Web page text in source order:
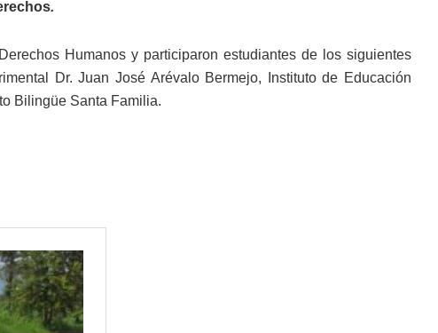
.
Humanos y participaron estudiantes de los siguientes
Dr. Juan José Arévalo Bermejo, Instituto de Educación
Bilingüe Santa Familia.